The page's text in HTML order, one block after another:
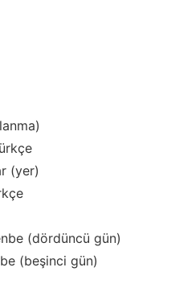
(yer)
(dördüncü gün)
(beşinci gün)